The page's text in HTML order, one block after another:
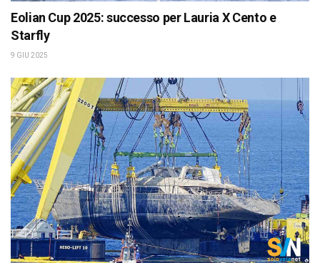
Eolian Cup 2025: successo per Lauria X Cento e
Starfly
9 GIU 2025